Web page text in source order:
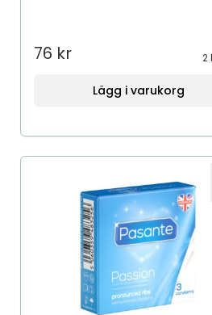
76 kr 2
Lägg i varukorg